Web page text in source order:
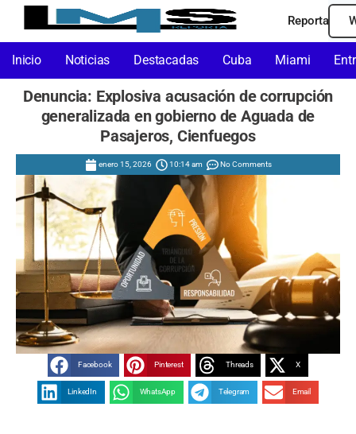
Reporta
Inicio Noticias Destacadas Cuba Miami
Denuncia: Explosiva acusación de corrupción
generalizada en gobierno de Aguada de
Pasajeros, Cienfuegos
enero 15, 2026 10:14 am No Comments
Facebook Pinterest Threads X
LinkedIn WhatsApp Telegram Email